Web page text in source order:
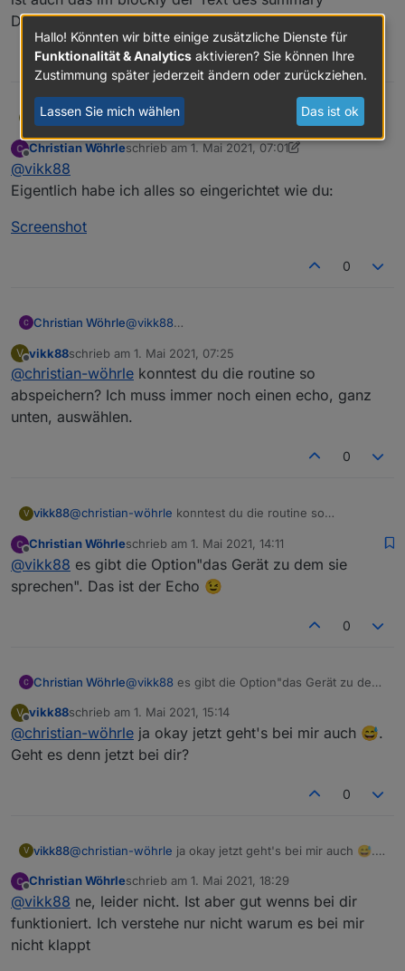
nächsten Schritt nun, ob
summary="ist die wäsche fertig".
Wenn ja, dann führt eure Aktion
aus. Bei mir wird über "speak"
eine Antwort ausgegeben (siehe
Bild). Achtung: das Kommando
muss komplett klein geschrieben
werden!
Datenpunktes alles klein geschrieben ist.
0
vikk88@ christian-wöhrlehast du bei der routine die
benutzerdefinierte Aktion auf Stopp eingestellt? Wichtig
ist auch das im blockly der Text des summary
Offline
Christian Wöhrleschrieb am 1. Mai 2021, 07:01
zuletzt editiert von Christian Wöhrle
@vikk88
Eigentlich habe ich alles so eingerichtet wie du:
Screenshot
0
Christian Wöhrle@vikk88
du:
Screenshot
V
Offline
vikk88schrieb am 1. Mai 2021, 07:25
zuletzt editiert von
@christian-wöhrle konntest du die routine so
abspeichern? Ich muss immer noch einen echo, ganz
unten, auswählen.
0
V vikk88@christian-wöhrle konntest du die routine so
unten, auswählen.
Offline
Christian Wöhrleschrieb am 1. Mai 2021, 14:11
zuletzt editiert von
@vikk88 es gibt die Option"das Gerät zu dem sie
sprechen". Das ist der Echo 😉
0
Christian Wöhrle@vikk88 es gibt die Option"das Gerät zu dem
V
Offline
vikk88schrieb am 1. Mai 2021, 15:14
zuletzt editiert von
@christian-wöhrle ja okay jetzt geht's bei mir auch 😅.
Geht es denn jetzt bei dir?
0
V vikk88@christian-wöhrle ja okay jetzt geht's bei mir auch 😅.
Offline
Christian Wöhrleschrieb am 1. Mai 2021, 18:29
zuletzt editiert von
@vikk88 ne, leider nicht. Ist aber gut wenns bei dir
funktioniert. Ich verstehe nur nicht warum es bei mir
nicht klappt
Hallo! Könnten wir bitte einige zusätzliche Dienste für
Funktionalität & Analytics aktivieren? Sie können Ihre
Zustimmung später jederzeit ändern oder zurückziehen.
Lassen Sie mich wählen Das ist ok